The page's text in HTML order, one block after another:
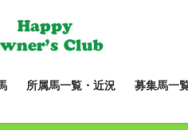
所属馬一覧・近況 募集馬一